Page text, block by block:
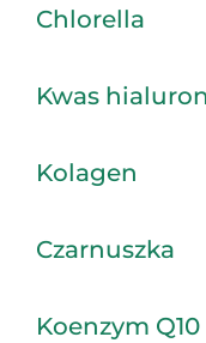
Chlorella
Kwas
Kolagen
Czarnuszka
Koenzym Q10